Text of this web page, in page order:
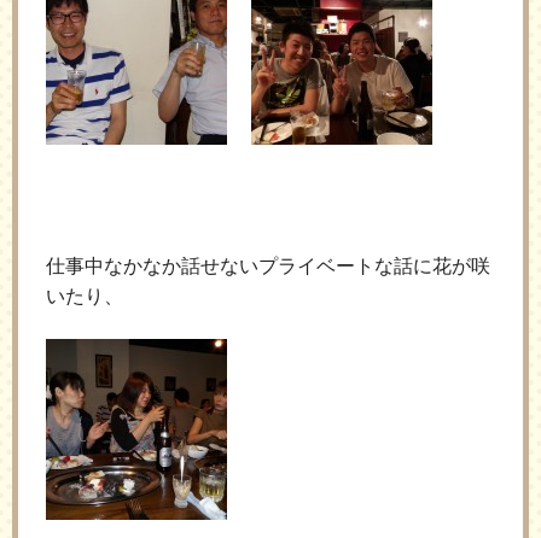
仕事中なかなか話せないプライベートな話に花が咲
いたり、